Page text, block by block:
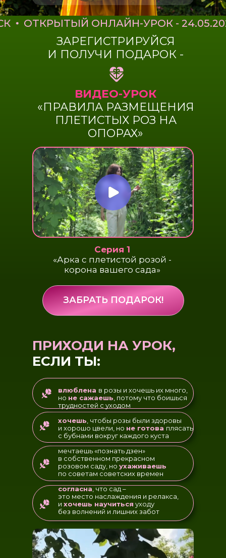
ОНЛАЙН-УРОК - 24.05.2026 -
ЗАРЕГИСТРИРУЙСЯ
И ПОЛУЧИ ПОДАРОК -
ВИДЕО-УРОК
«ПРАВИЛА РАЗМЕЩЕНИЯ
ПЛЕТИСТЫХ РОЗ НА
ОПОРАХ»
Серия 1
«Арка с плетистой розой -
корона вашего сада»
ЗАБРАТЬ ПОДАРОК!
ПРИХОДИ НА УРОК,
ЕСЛИ ТЫ:
влюблена в розы и хочешь их много,
но не сажаешь , потому что боишься
трудностей с уходом
хочешь , чтобы розы были здоровы
и хорошо цвели, но не готова плясать
с бубнами вокруг каждого куста
мечтаешь «познать дзен»
в собственном прекрасном
розовом саду, но ухаживаешь
по советам советских времен
согласна , что сад –
это место наслаждения и релакса,
и хочешь научиться уходу
без волнений и лишних забот